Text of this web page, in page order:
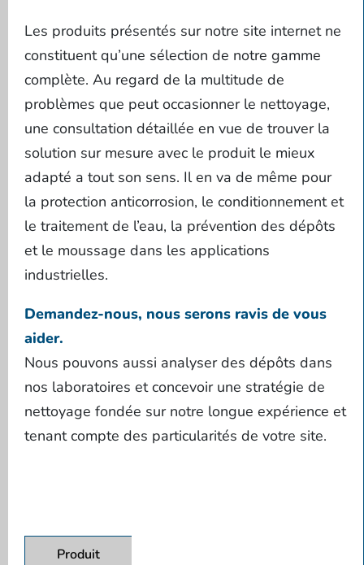
Les produits présentés sur notre site internet ne
constituent qu’une sélection de notre gamme
complète. Au regard de la multitude de
problèmes que peut occasionner le nettoyage,
une consultation détaillée en vue de trouver la
solution sur mesure avec le produit le mieux
adapté a tout son sens. Il en va de même pour
la protection anticorrosion, le conditionnement et
le traitement de l’eau, la prévention des dépôts
et le moussage dans les applications
industrielles.
Demandez-nous, nous serons ravis de vous
aider.
Nous pouvons aussi analyser des dépôts dans
nos laboratoires et concevoir une stratégie de
nettoyage fondée sur notre longue expérience et
tenant compte des particularités de votre site.
Produit